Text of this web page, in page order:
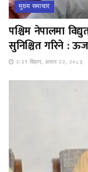
मुख्य समाचार
पश्चिम नेपालमा
सुनिश्चित गरिने :
२:२९ बिहान, असार २२, २०८३